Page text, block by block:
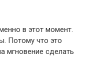
в этот момент.
Потому что это
мгновение сделать